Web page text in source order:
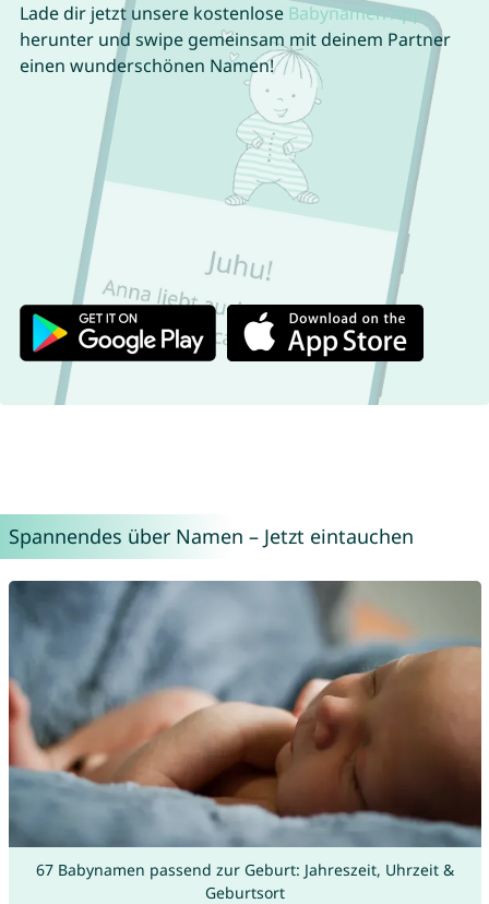
Lade dir jetzt unsere kostenlose Babynamen App
herunter und swipe gemeinsam mit deinem Partner
einen wunderschönen Namen!
Spannendes über Namen – Jetzt eintauchen
67 Babynamen passend zur Geburt: Jahreszeit, Uhrzeit &
Geburtsort